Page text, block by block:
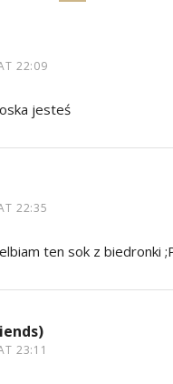
22:09
jesteś
22:35
ten sok z biedronki
23:11